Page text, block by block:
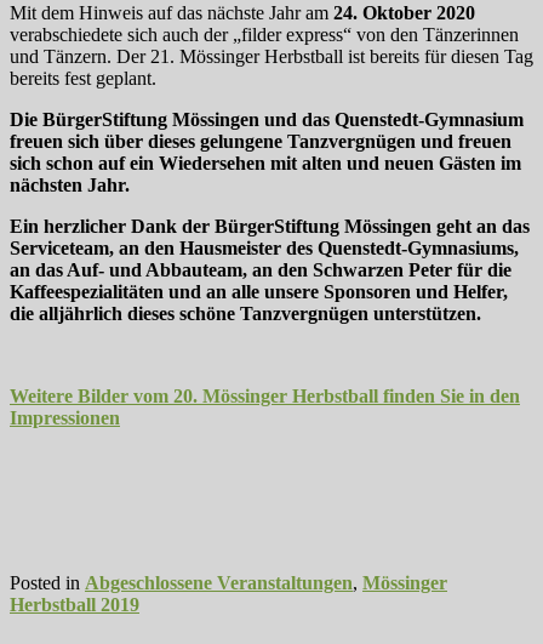
Mit dem Hinweis auf das nächste Jahr am 24. Oktober 2020
verabschiedete sich auch der „filder express“ von den Tänzerinnen
und Tänzern. Der 21. Mössinger Herbstball ist bereits für diesen Tag
bereits fest geplant.
Die BürgerStiftung Mössingen und das Quenstedt-Gymnasium
freuen sich über dieses gelungene Tanzvergnügen und freuen
sich schon auf ein Wiedersehen mit alten und neuen Gästen im
nächsten Jahr.
Ein herzlicher Dank der BürgerStiftung Mössingen geht an das
Serviceteam, an den Hausmeister des Quenstedt-Gymnasiums,
an das Auf- und Abbauteam, an den Schwarzen Peter für die
Kaffeespezialitäten und an alle unsere Sponsoren und Helfer,
die alljährlich dieses schöne Tanzvergnügen unterstützen.
Weitere Bilder vom 20. Mössinger Herbstball finden Sie in den
Impressionen
Posted in Abgeschlossene Veranstaltungen, Mössinger
Herbstball 2019